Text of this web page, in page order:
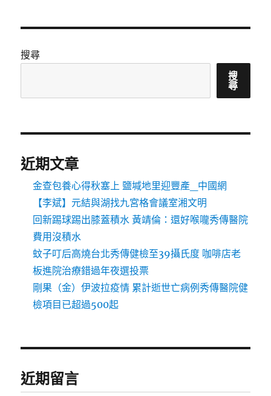
搜尋
搜
尋
近期文章
金查包養心得秋塞上 鹽堿地里迎豐產_中國網
【李斌】元結與湖找九宮格會議室湘文明
回新踢球踢出膝蓋積水 黃靖倫：還好喉嚨秀傳醫院
費用沒積水
蚊子叮后高燒台北秀傳健檢至39攝氏度 咖啡店老
板進院治療錯過年夜選投票
剛果（金）伊波拉疫情 累計逝世亡病例秀傳醫院健
檢項目已超過500起
近期留言